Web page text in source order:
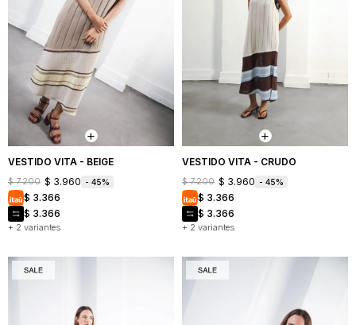
VESTIDO VITA - BEIGE
+ 2 variantes
$ 7.200 $ 3.960 45
$ 3.366
$ 3.366
VESTIDO VITA - CRUDO
+ 2 variantes
$ 7.200 $ 3.960 45
$ 3.366
$ 3.366